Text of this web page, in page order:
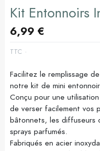
Kit Entonnoirs
6,99 €
TTC
Facilitez le remplissage
notre kit de mini
Conçu pour une
de verser facilement vos
bâtonnets, les diffuseurs
sprays parfumés.
Fabriqués en acier